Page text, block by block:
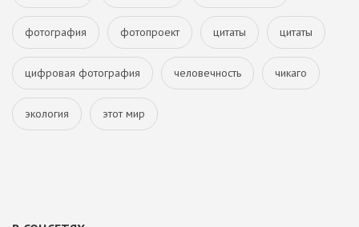
фотография фотопроект цитаты цитаты
цифровая фотография человечность чикаго
экология этот мир